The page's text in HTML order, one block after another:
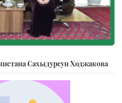
Сахыдурсун Ходжакова